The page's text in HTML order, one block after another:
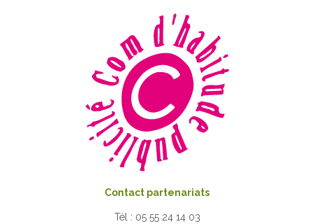
Contact partenariats
Tél : 05 55 24 14 03